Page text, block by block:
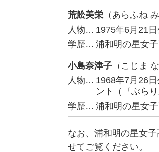
荒舩美栄 （あらふね み
人物… 1975年6月21
学歴… 浦和明の星女
小島奈津子 （こじま
人物… 1968年7月26
ント（『ぶら
学歴… 浦和明の星女
なお、浦和明の星女
せてご覧ください。